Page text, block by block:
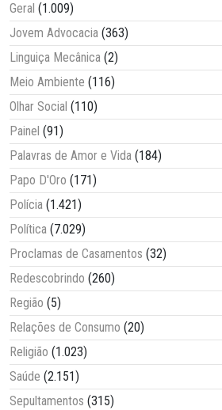
Geral (1.009)
Jovem Advocacia (363)
Linguiça Mecânica (2)
Meio Ambiente (116)
Olhar Social (110)
Painel (91)
Palavras de Amor e Vida (184)
Papo D'Oro (171)
Polícia (1.421)
Política (7.029)
Proclamas de Casamentos (32)
Redescobrindo (260)
Região (5)
Relações de Consumo (20)
Religião (1.023)
Saúde (2.151)
Sepultamentos (315)